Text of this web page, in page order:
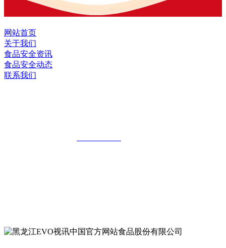
网站首页
关于我们
食品安全资讯
食品安全动态
联系我们